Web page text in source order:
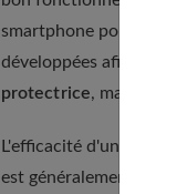
smartphone pour qu'il
développées afin
protectrice, mais aussi
L'efficacité d'une
est généralement